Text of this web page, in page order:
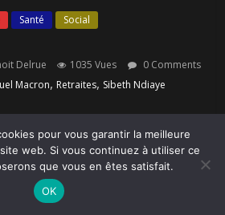
Santé Social
Delrue 1035 Vues
0 Comments
Macron, Retraites, Sibeth Ndiaye
a annoncé sa volonté
» des Français sur sa
Buzyn, ministre de la Santé et
sur BFMTV, puis Sibeth Ndiaye,
à la sortie du premier
la rentrée, l’ont confirmé. Que se
pour vous garantir la meilleure
web. Si vous continuez à utiliser ce
que vous en êtes satisfait.
OK